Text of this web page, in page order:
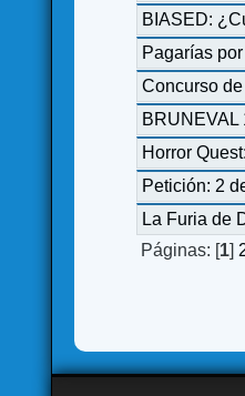
BIASED:
Pagarías
Concurso
BRUNEVAL
Horror
Petición: 2
La Furia de
Páginas: [1]